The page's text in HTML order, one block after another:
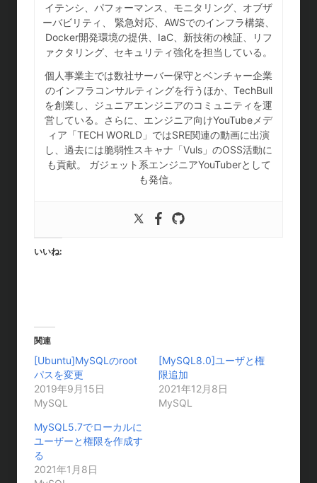
イテンシ、パフォーマンス、モニタリング、オブザ
ーバビリティ、 緊急対応、AWSでのインフラ構築、
Docker開発環境の提供、IaC、新技術の検証、リフ
ァクタリング、セキュリティ強化を担当している。
個人事業主では数社サーバー保守とベンチャー企業
のインフラコンサルティングを行うほか、TechBull
を創業し、ジュニアエンジニアのコミュニティを運
営している。さらに、エンジニア向けYouTubeメデ
ィア「TECH WORLD」ではSRE関連の動画に出演
し、過去には脆弱性スキャナ「Vuls」のOSS活動に
も貢献。 ガジェット系エンジニアYouTuberとして
も発信。
いいね:
関連
[Ubuntu]MySQLのroot
パスを変更
2019年9月15日
MySQL
[MySQL8.0]ユーザと権
限追加
2021年12月8日
MySQL
MySQL5.7でローカルに
ユーザーと権限を作成す
る
2021年1月8日